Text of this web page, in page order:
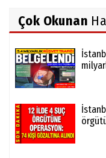
Çok Okunan